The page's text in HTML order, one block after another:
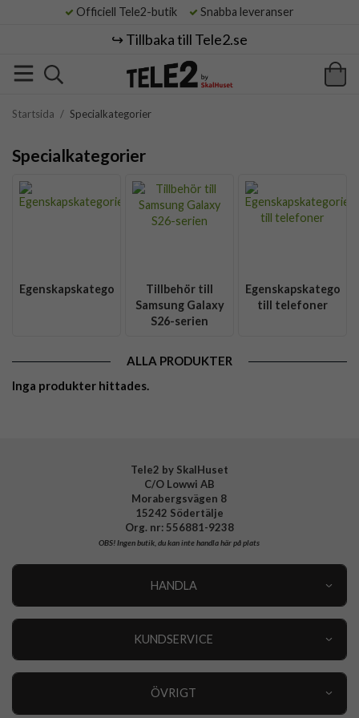
Officiell Tele2-butik Snabba leveranser
↪️ Tillbaka till Tele2.se
Startsida / Specialkategorier
Specialkategorier
Egenskapskategorier
Tillbehör till
Samsung Galaxy
S26-serien
Egenskapskategorier
till telefoner
ALLA PRODUKTER
Inga produkter hittades.
Tele2 by SkalHuset
C/O Lowwi AB
Morabergsvägen 8
15242 Södertälje
Org. nr: 556881-9238
OBS!Ingen butik, du kan inte handla här på plats
HANDLA
KUNDSERVICE
ÖVRIGT